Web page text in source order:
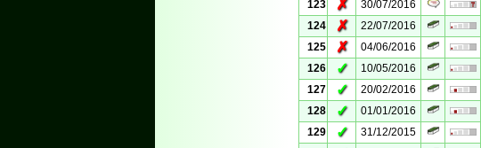
123
✗ 30/07/2016
124
✗ 22/07/2016
125
✗ 04/06/2016
126
✓ 10/05/2016
127
✓ 20/02/2016
128
✓ 01/01/2016
129
✓ 31/12/2015